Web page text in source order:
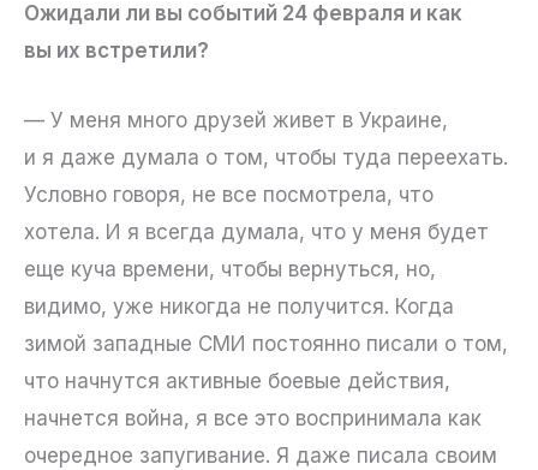
Ожидали ли вы событий 24 февраля и как
вы их встретили?
— У меня много друзей живет в Украине,
и я даже думала о том, чтобы туда переехать.
Условно говоря, не все посмотрела, что
хотела. И я всегда думала, что у меня будет
еще куча времени, чтобы вернуться, но,
видимо, уже никогда не получится. Когда
зимой западные СМИ постоянно писали о том,
что начнутся активные боевые действия,
начнется война, я все это воспринимала как
очередное запугивание. Я даже писала своим